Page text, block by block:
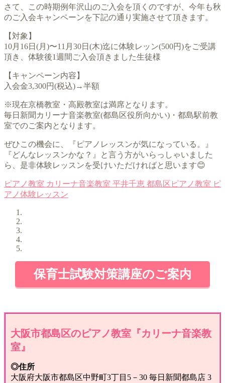
さて、この時期例年沢山のご入会を頂くのですが、今年も秋
のご入会キャンペーンを下記の通り実施させて頂きます。
【対象】
10月16日(月)〜11月30日(木)迄に体験レッン(500円)をご受講
頂き、体験後1週間ご入会頂きました生徒様
【キャンペーン内容】
入会金3,300円(税込)→半額
※現在京橋教室・高殿教室は満席となります。
毎日新聞カリーナ音楽教室(都島区役所向かい)・都島駅前教
室でのご案内となります。
ぜひこの機会に、『ピアノレッスンが気になっている。』
『どんなレッスンかな？』と言う方がいらっしゃいました
ら、是非体験レッスンを受けいただければと思います😊
ピアノ教室 カリーナ音楽教室 平井千恵 都島区ピアノ教室 ピ
アノ体験レッスン
保育士試験対策講座のご案内
大阪市都島区のピアノ教室『カリーナ音楽教
室』
◎住所
大阪府大阪市都島区中野町3丁目5－30 毎日新聞都島店 3